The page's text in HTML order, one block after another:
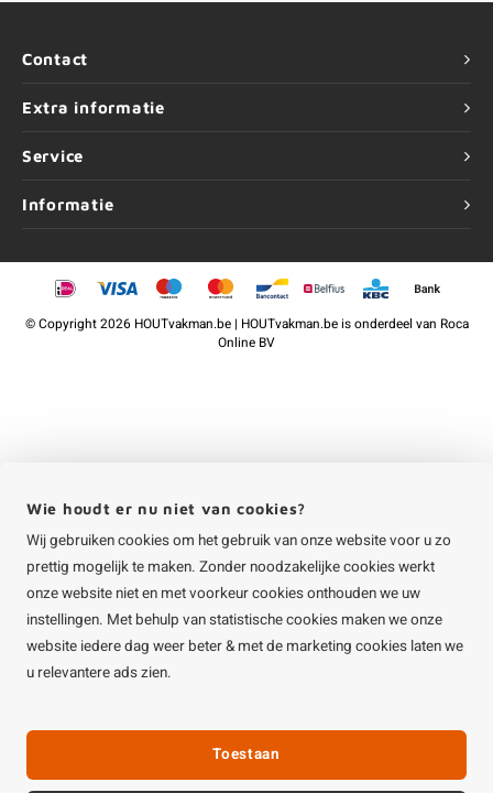
Contact
Extra informatie
Service
Informatie
©Copyright2026 HOUTvakman.be | HOUTvakman.be is onderdeel van Roca
Online BV
Wie houdt er nu niet van cookies?
Wij gebruiken cookies om het gebruik van onze website voor u zo
prettig mogelijk te maken. Zonder noodzakelijke cookies werkt
onze website niet en met voorkeur cookies onthouden we uw
instellingen. Met behulp van statistische cookies maken we onze
website iedere dag weer beter & met de marketing cookies laten we
u relevantere ads zien.
Toestaan